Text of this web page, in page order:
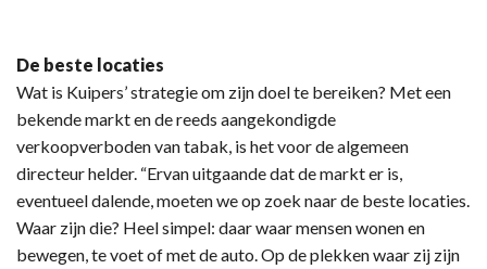
De beste locaties
Wat is Kuipers’ strategie om zijn doel te bereiken? Met een
bekende markt en de reeds aangekondigde
verkoopverboden van tabak, is het voor de algemeen
directeur helder. “Ervan uitgaande dat de markt er is,
eventueel dalende, moeten we op zoek naar de beste locaties.
Waar zijn die? Heel simpel: daar waar mensen wonen en
bewegen, te voet of met de auto. Op de plekken waar zij zijn